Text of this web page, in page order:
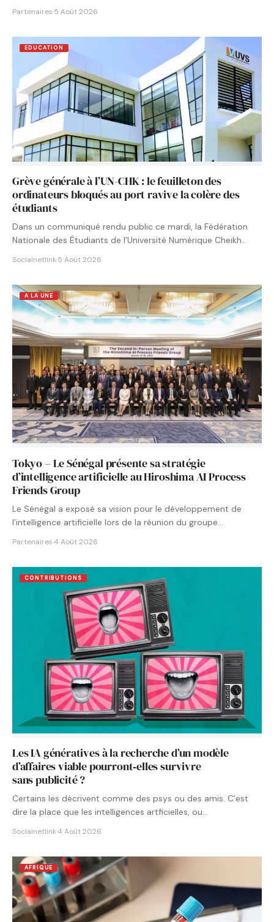
Partenaires·5 Août 2026
EDUCATION
Grève générale à l’UN-CHK : le feuilleton des
ordinateurs bloqués au port ravive la colère des
étudiants
Dans un communiqué rendu public ce mardi, la Fédération
Nationale des Étudiants de l’Université Numérique Cheikh
Socialnetlink·5 Août 2026
A LA UNE
Tokyo – Le Sénégal présente sa stratégie
d’intelligence artificielle au Hiroshima AI Process
Friends Group
Le Sénégal a exposé sa vision pour le développement de
l’intelligence artificielle lors de la réunion du groupe…
Partenaires·4 Août 2026
CONTRIBUTIONS
Les IA génératives à la recherche d’un modèle
d’affaires viable pourront‑elles survivre
sans publicité ?
Certains les décrivent comme des psys ou des amis. C’est
dire la place que les intelligences artficielles, ou…
Socialnetlink·4 Août 2026
AFRIQUE